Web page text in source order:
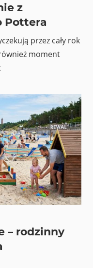
z
Pottera
przez cały rok
moment
– rodzinny